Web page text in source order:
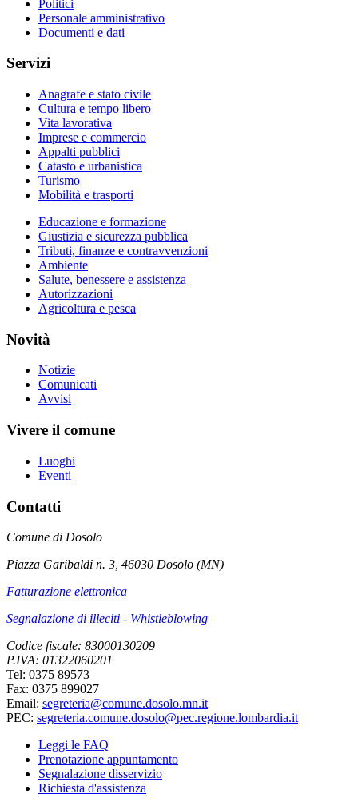
Politici
Personale amministrativo
Documenti e dati
Servizi
Anagrafe e stato civile
Cultura e tempo libero
Vita lavorativa
Imprese e commercio
Appalti pubblici
Catasto e urbanistica
Turismo
Mobilità e trasporti
Educazione e formazione
Giustizia e sicurezza pubblica
Tributi, finanze e contravvenzioni
Ambiente
Salute, benessere e assistenza
Autorizzazioni
Agricoltura e pesca
Novità
Notizie
Comunicati
Avvisi
Vivere il comune
Luoghi
Eventi
Contatti
Comune di Dosolo
Piazza Garibaldi n. 3, 46030 Dosolo (MN)
Fatturazione elettronica
Segnalazione di illeciti - Whistleblowing
Codice fiscale: 83000130209
P.IVA: 01322060201
Tel: 0375 89573
Fax: 0375 899027
Email: segreteria@comune.dosolo.mn.it
PEC: segreteria.comune.dosolo@pec.regione.lombardia.it
Leggi le FAQ
Prenotazione appuntamento
Segnalazione disservizio
Richiesta d'assistenza